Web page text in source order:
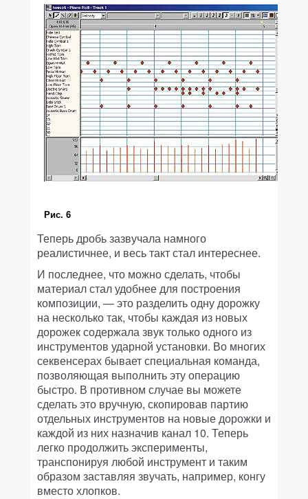
Рис. 6
Теперь дробь зазвучала намного
реалистичнее, и весь такт стал интереснее.
И последнее, что можно сделать, чтобы
материал стал удобнее для построения
композиции, — это разделить одну дорожку
на несколько так, чтобы каждая из новых
дорожек содержала звук только одного из
инструментов ударной установки. Во многих
секвенсерах бывает специальная команда,
позволяющая выполнить эту операцию
быстро. В противном случае вы можете
сделать это вручную, скопировав партию
отдельных инструментов на новые дорожки и
каждой из них назначив канал 10. Теперь
легко продолжить эксперименты,
транспонируя любой инструмент и таким
образом заставляя звучать, например, конгу
вместо хлопков.